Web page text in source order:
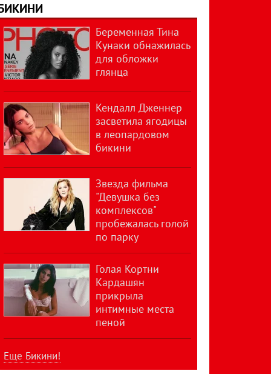
Беременная Тина
Кунаки обнажилась
для обложки
глянца
Кендалл Дженнер
засветила ягодицы
в леопардовом
бикини
Звезда фильма
"Девушка без
комплексов"
пробежалась голой
по парку
Голая Кортни
Кардашян
прикрыла
интимные места
пеной
Еще Бикини!